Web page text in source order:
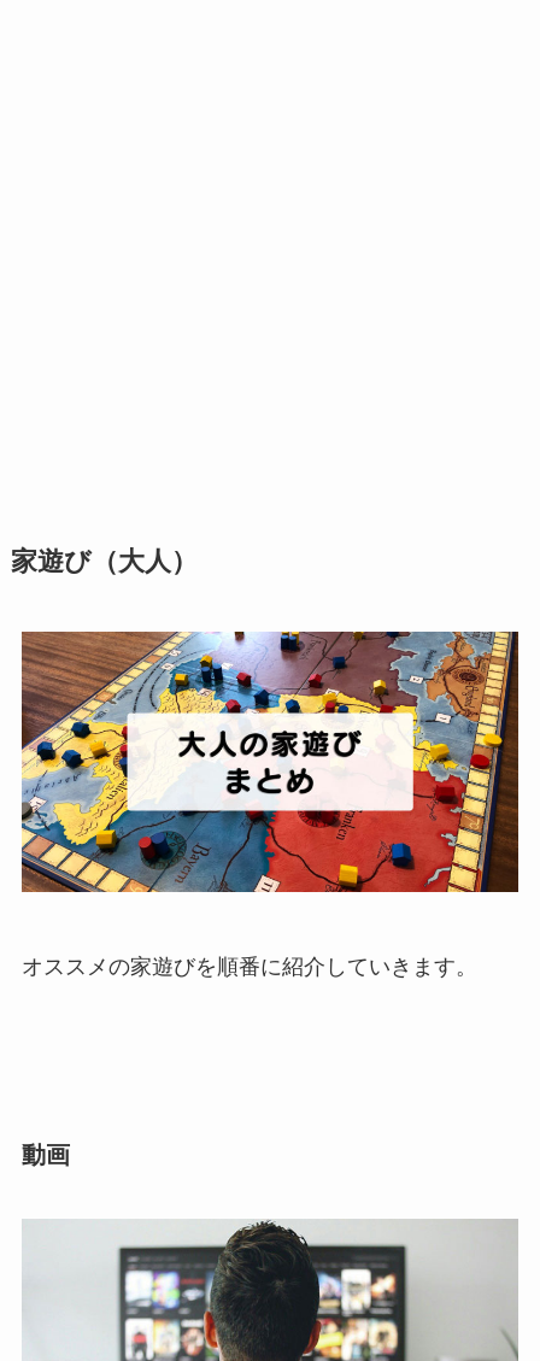
家遊び（大人）
オススメの家遊びを順番に紹介していきます。
動画